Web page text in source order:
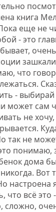
книга
еще не
- это
что
-
может сам
не
так не
понимаю,
дома
Вот
настроена
что всё это
сложно,